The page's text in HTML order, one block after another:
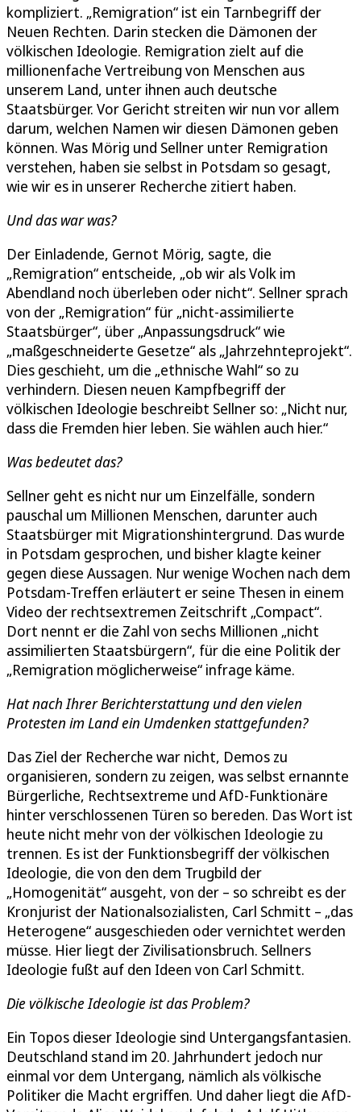
kompliziert. „Remigration“ ist ein Tarnbegriff der
Neuen Rechten. Darin stecken die Dämonen der
völkischen Ideologie. Remigration zielt auf die
millionenfache Vertreibung von Menschen aus
unserem Land, unter ihnen auch deutsche
Staatsbürger. Vor Gericht streiten wir nun vor allem
darum, welchen Namen wir diesen Dämonen geben
können. Was Mörig und Sellner unter Remigration
verstehen, haben sie selbst in Potsdam so gesagt,
wie wir es in unserer Recherche zitiert haben.
Und das war was?
Der Einladende, Gernot Mörig, sagte, die
„Remigration“ entscheide, „ob wir als Volk im
Abendland noch überleben oder nicht“. Sellner sprach
von der „Remigration“ für „nicht-assimilierte
Staatsbürger“, über „Anpassungsdruck“ wie
„maßgeschneiderte Gesetze“ als „Jahrzehnteprojekt“.
Dies geschieht, um die „ethnische Wahl“ so zu
verhindern. Diesen neuen Kampfbegriff der
völkischen Ideologie beschreibt Sellner so: „Nicht nur,
dass die Fremden hier leben. Sie wählen auch hier.“
Was bedeutet das?
Sellner geht es nicht nur um Einzelfälle, sondern
pauschal um Millionen Menschen, darunter auch
Staatsbürger mit Migrationshintergrund. Das wurde
in Potsdam gesprochen, und bisher klagte keiner
gegen diese Aussagen. Nur wenige Wochen nach dem
Potsdam-Treffen erläutert er seine Thesen in einem
Video der rechtsextremen Zeitschrift „Compact“.
Dort nennt er die Zahl von sechs Millionen „nicht
assimilierten Staatsbürgern“, für die eine Politik der
„Remigration möglicherweise“ infrage käme.
Hat nach Ihrer Berichterstattung und den vielen
Protesten im Land ein Umdenken stattgefunden?
Das Ziel der Recherche war nicht, Demos zu
organisieren, sondern zu zeigen, was selbst ernannte
Bürgerliche, Rechtsextreme und AfD-Funktionäre
hinter verschlossenen Türen so bereden. Das Wort ist
heute nicht mehr von der völkischen Ideologie zu
trennen. Es ist der Funktionsbegriff der völkischen
Ideologie, die von den dem Trugbild der
„Homogenität“ ausgeht, von der – so schreibt es der
Kronjurist der Nationalsozialisten, Carl Schmitt – „das
Heterogene“ ausgeschieden oder vernichtet werden
müsse. Hier liegt der Zivilisationsbruch. Sellners
Ideologie fußt auf den Ideen von Carl Schmitt.
Die völkische Ideologie ist das Problem?
Ein Topos dieser Ideologie sind Untergangsfantasien.
Deutschland stand im 20. Jahrhundert jedoch nur
einmal vor dem Untergang, nämlich als völkische
Politiker die Macht ergriffen. Und daher liegt die AfD-